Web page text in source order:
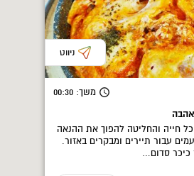
ניווט
משך: 00:30
כל חייה והחליטה להפוך את ההנאה
עבור תיירים ומבקרים באזור.
כיכר סדום…